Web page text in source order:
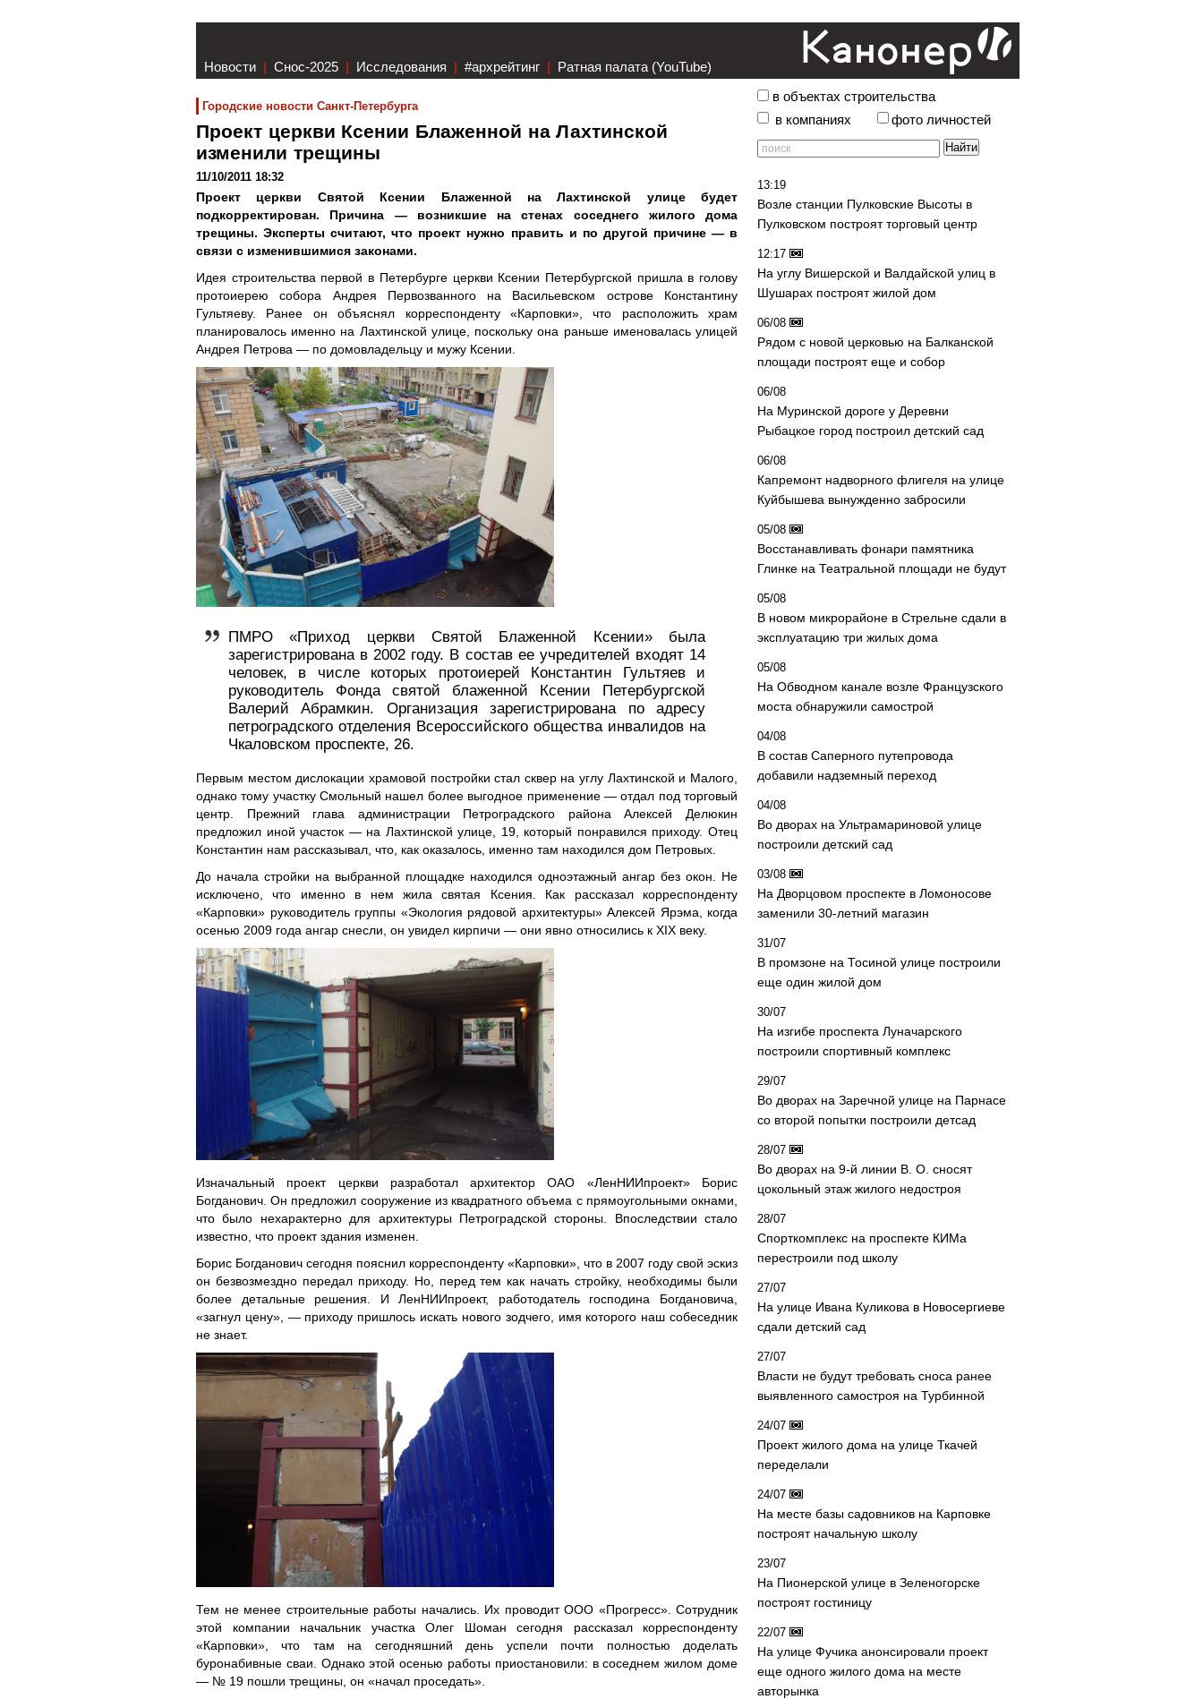
Новости | Снос-2025 | Исследования | #архрейтинг | Ратная палата (YouTube)
Городские новости Санкт-Петербурга
Проект церкви Ксении Блаженной на Лахтинской
изменили трещины
11/10/2011 18:32
Проект церкви Святой Ксении Блаженной на Лахтинской улице будет
подкорректирован. Причина — возникшие на стенах соседнего жилого дома
трещины. Эксперты считают, что проект нужно править и по другой причине — в
связи с изменившимися законами.
Идея строительства первой в Петербурге церкви Ксении Петербургской пришла в голову
протоиерею собора Андрея Первозванного на Васильевском острове Константину
Гультяеву. Ранее он объяснял корреспонденту «Карповки», что расположить храм
планировалось именно на Лахтинской улице, поскольку она раньше именовалась улицей
Андрея Петрова — по домовладельцу и мужу Ксении.
ПМРО «Приход церкви Святой Блаженной Ксении» была
зарегистрирована в 2002 году. В состав ее учредителей входят 14
человек, в числе которых протоиерей Константин Гультяев и
руководитель Фонда святой блаженной Ксении Петербургской
Валерий Абрамкин. Организация зарегистрирована по адресу
петроградского отделения Всероссийского общества инвалидов на
Чкаловском проспекте, 26.
Первым местом дислокации храмовой постройки стал сквер на углу Лахтинской и Малого,
однако тому участку Смольный нашел более выгодное применение — отдал под торговый
центр. Прежний глава администрации Петроградского района Алексей Делюкин
предложил иной участок — на Лахтинской улице, 19, который понравился приходу. Отец
Константин нам рассказывал, что, как оказалось, именно там находился дом Петровых.
До начала стройки на выбранной площадке находился одноэтажный ангар без окон. Не
исключено, что именно в нем жила святая Ксения. Как рассказал корреспонденту
«Карповки» руководитель группы «Экология рядовой архитектуры» Алексей Ярэма, когда
осенью 2009 года ангар снесли, он увидел кирпичи — они явно относились к XIX веку.
Изначальный проект церкви разработал архитектор ОАО «ЛенНИИпроект» Борис
Богданович. Он предложил сооружение из квадратного объема с прямоугольными окнами,
что было нехарактерно для архитектуры Петроградской стороны. Впоследствии стало
известно, что проект здания изменен.
Борис Богданович сегодня пояснил корреспонденту «Карповки», что в 2007 году свой эскиз
он безвозмездно передал приходу. Но, перед тем как начать стройку, необходимы были
более детальные решения. И ЛенНИИпроект, работодатель господина Богдановича,
«загнул цену», — приходу пришлось искать нового зодчего, имя которого наш собеседник
не знает.
Тем не менее строительные работы начались. Их проводит ООО «Прогресс». Сотрудник
этой компании начальник участка Олег Шоман сегодня рассказал корреспонденту
«Карповки», что там на сегодняшний день успели почти полностью доделать
буронабивные сваи. Однако этой осенью работы приостановили: в соседнем жилом доме
— № 19 пошли трещины, он «начал проседать».
в объектах строительства
в компаниях
фото личностей
13:19
Возле станции Пулковские Высоты в
Пулковском построят торговый центр
12:17
На углу Вишерской и Валдайской улиц в
Шушарах построят жилой дом
06/08
Рядом с новой церковью на Балканской
площади построят еще и собор
06/08
На Муринской дороге у Деревни
Рыбацкое город построил детский сад
06/08
Капремонт надворного флигеля на улице
Куйбышева вынужденно забросили
05/08
Восстанавливать фонари памятника
Глинке на Театральной площади не будут
05/08
В новом микрорайоне в Стрельне сдали в
эксплуатацию три жилых дома
05/08
На Обводном канале возле Французского
моста обнаружили самострой
04/08
В состав Саперного путепровода
добавили надземный переход
04/08
Во дворах на Ультрамариновой улице
построили детский сад
03/08
На Дворцовом проспекте в Ломоносове
заменили 30-летний магазин
31/07
В промзоне на Тосиной улице построили
еще один жилой дом
30/07
На изгибе проспекта Луначарского
построили спортивный комплекс
29/07
Во дворах на Заречной улице на Парнасе
со второй попытки построили детсад
28/07
Во дворах на 9-й линии В. О. сносят
цокольный этаж жилого недостроя
28/07
Спорткомплекс на проспекте КИМа
перестроили под школу
27/07
На улице Ивана Куликова в Новосергиеве
сдали детский сад
27/07
Власти не будут требовать сноса ранее
выявленного самостроя на Турбинной
24/07
Проект жилого дома на улице Ткачей
переделали
24/07
На месте базы садовников на Карповке
построят начальную школу
23/07
На Пионерской улице в Зеленогорске
построят гостиницу
22/07
На улице Фучика анонсировали проект
еще одного жилого дома на месте
авторынка